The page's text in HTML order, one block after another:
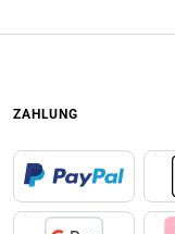
ZAHLUNG